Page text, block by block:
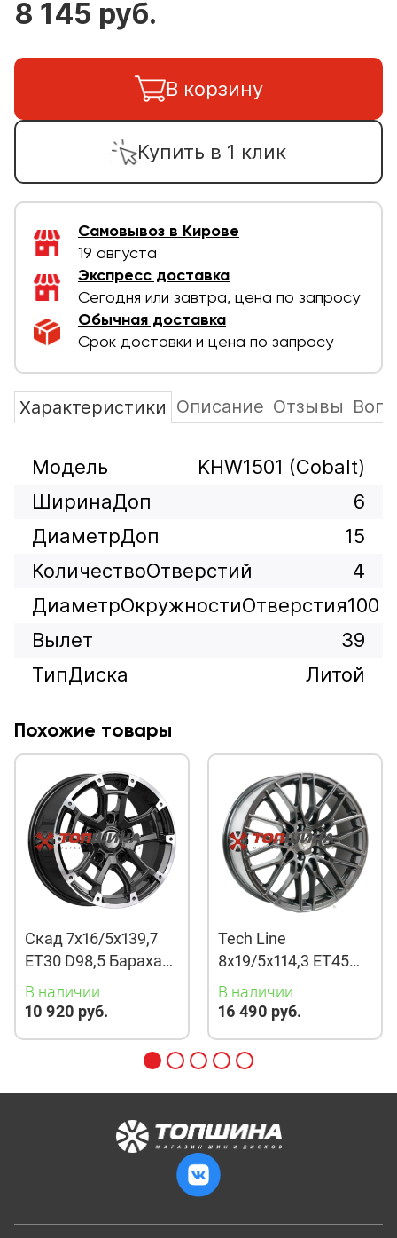
8 145 руб.
В корзину
Купить в 1 клик
Самовывоз в Кирове
19 августа
Экспресс доставка
Сегодня или завтра, цена по запросу
Обычная доставка
Срок доставки и цена по запросу
Характеристики Описание Отзывы
Модель
KHW1501 (Cobalt)
ШиринаДоп
6
ДиаметрДоп
15
КоличествоОтверстий
4
ДиаметрОкружностиОтверстия100
Вылет
39
ТипДиска
Литой
Похожие товары
Скад 7x16/5x139,7
ET30 D98,5 Барахас
(КЛ378) Алмаз
В наличии
10 920 руб.
Tech Line
8x19/5x114,3 ET45
D67,1 901 BMG
В наличии
16 490 руб.